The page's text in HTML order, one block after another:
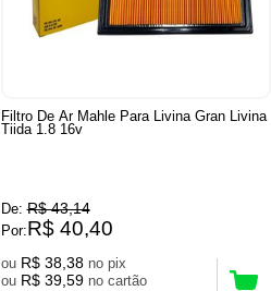
Filtro De Ar Mahle Para Livina Gran Livina
Tiida 1.8 16v
De: R$ 43,14
Por:R$ 40,40
ou R$ 38,38
no pix
ou R$ 39,59 no cartão